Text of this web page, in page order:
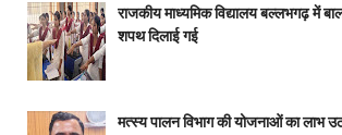
राजकीय माध्यमिक विद्यालय बल्लभगढ़ में
शपथ दिलाई गई
मत्स्य पालन विभाग की योजनाओं का लाभ